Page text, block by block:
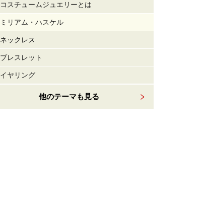
コスチュームジュエリーとは
ミリアム・ハスケル
ネックレス
ブレスレット
イヤリング
他のテーマも見る